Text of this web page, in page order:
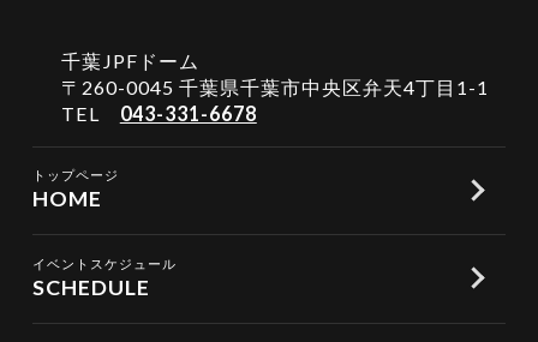
千葉JPFドーム
〒260-0045 千葉県千葉市中央区弁天4丁目1-1
TEL
043-331-6678
トップページ
HOME
イベントスケジュール
SCHEDULE